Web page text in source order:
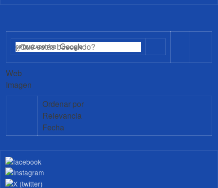
Web
Imagen
Ordenar por
Relevancia
Fecha